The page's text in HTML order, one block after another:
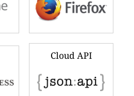
Cloud API